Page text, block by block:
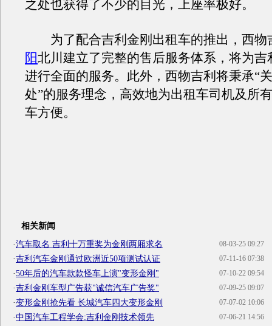
之处也获得了不少的目光，上座率极好。
为了配合吉利金刚出租车的推出，西物
阳北川建立了完整的售后服务体系，将为吉
进行全面的服务。此外，西物吉利将秉承“
处”的服务理念，高效地为出租车司机及所
车方便。
相关新闻
08-03-25 09:27
·汽车取名 吉利十万重奖为金刚两厢求名
07-11-16 07:38
·吉利汽车金刚通过欧洲近50项测试认证
07-10-22 09:54
·50年后的汽车款款怪车上演"变形金刚"
07-09-25 09:07
·吉利金刚车型广告获"诚信汽车广告奖"
07-07-02 10:06
·变形金刚抢先看 长城汽车四大变形金刚
07-06-21 14:56
·中国汽车工程学会:吉利金刚技术领先